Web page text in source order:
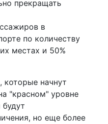
прекращать
в
по количеству
местах и 50%
которые начнут
"красном" уровне
но еще более